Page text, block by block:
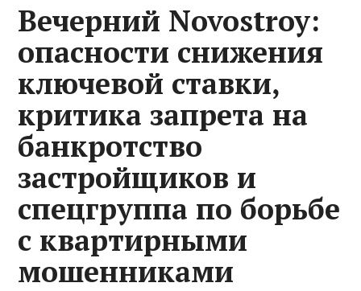
Вечерний Novostroy:
опасности снижения
ключевой ставки,
критика запрета на
банкротство
застройщиков и
спецгруппа по борьбе
с квартирными
мошенниками